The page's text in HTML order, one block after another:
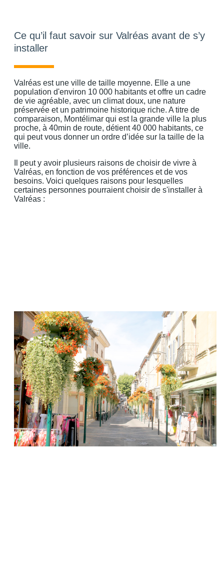
Ce qu’il faut savoir sur Valréas avant de s’y
installer
Valréas est une ville de taille moyenne. Elle a une
population d'environ 10 000 habitants et offre un cadre
de vie agréable, avec un climat doux, une nature
préservée et un patrimoine historique riche. A titre de
comparaison, Montélimar qui est la grande ville la plus
proche, à 40min de route, détient 40 000 habitants, ce
qui peut vous donner un ordre d’idée sur la taille de la
ville.
Il peut y avoir plusieurs raisons de choisir de vivre à
Valréas, en fonction de vos préférences et de vos
besoins. Voici quelques raisons pour lesquelles
certaines personnes pourraient choisir de s'installer à
Valréas :